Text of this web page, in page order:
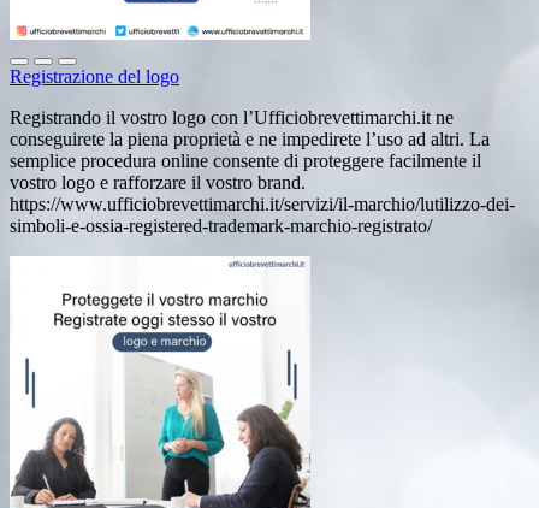
Registrazione del logo
Registrando il vostro logo con l’Ufficiobrevettimarchi.it ne
conseguirete la piena proprietà e ne impedirete l’uso ad altri. La
semplice procedura online consente di proteggere facilmente il
vostro logo e rafforzare il vostro brand.
https://www.ufficiobrevettimarchi.it/servizi/il-marchio/lutilizzo-dei-
simboli-e-ossia-registered-trademark-marchio-registrato/